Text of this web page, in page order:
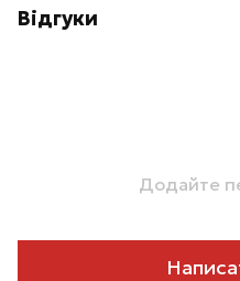
Відгуки
Додайте